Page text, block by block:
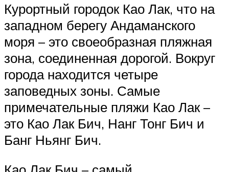
Курортный городок Као Лак, что на
западном берегу Андаманского
моря – это своеобразная пляжная
зона, соединенная дорогой. Вокруг
города находится четыре
заповедных зоны. Самые
примечательные пляжи Као Лак –
это Као Лак Бич, Нанг Тонг Бич и
Банг Ньянг Бич.